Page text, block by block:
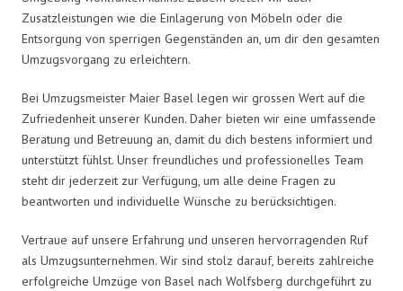
Zusatzleistungen wie die Einlagerung von Möbeln oder die
Entsorgung von sperrigen Gegenständen an, um dir den gesamten
Umzugsvorgang zu erleichtern.
Bei Umzugsmeister Maier Basel legen wir grossen Wert auf die
Zufriedenheit unserer Kunden. Daher bieten wir eine umfassende
Beratung und Betreuung an, damit du dich bestens informiert und
unterstützt fühlst. Unser freundliches und professionelles Team
steht dir jederzeit zur Verfügung, um alle deine Fragen zu
beantworten und individuelle Wünsche zu berücksichtigen.
Vertraue auf unsere Erfahrung und unseren hervorragenden Ruf
als Umzugsunternehmen. Wir sind stolz darauf, bereits zahlreiche
erfolgreiche Umzüge von Basel nach Wolfsberg durchgeführt zu